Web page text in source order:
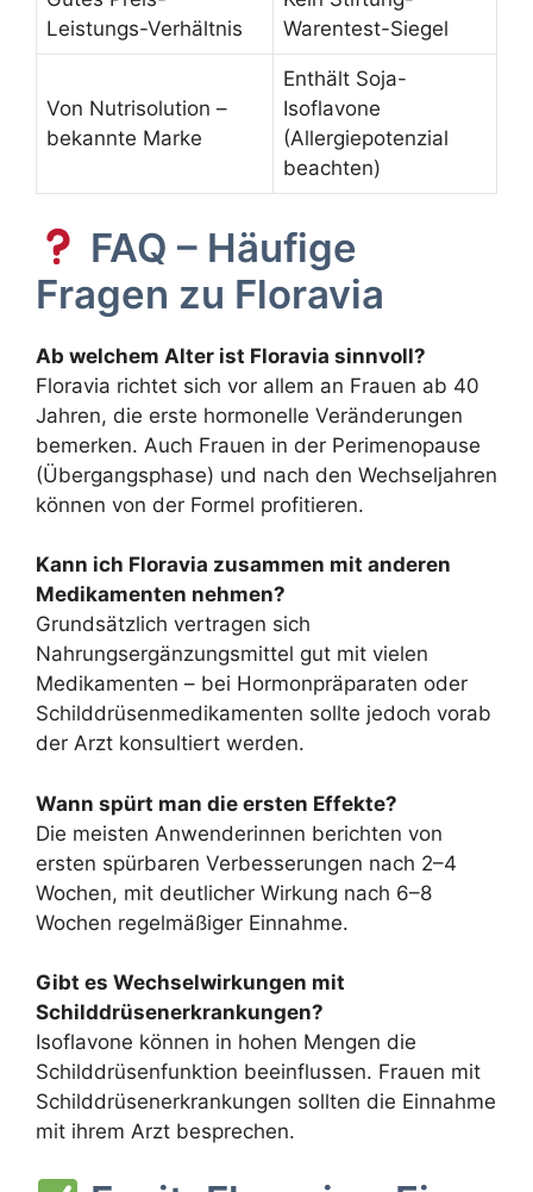
Leistungs-Verhältnis
Warentest-Siegel
Von Nutrisolution –
bekannte Marke
Enthält Soja-
Isoflavone
(Allergiepotenzial
beachten)
FAQ – Häufige
Fragen zu Floravia
Ab welchem Alter ist Floravia sinnvoll?
Floravia richtet sich vor allem an Frauen ab 40
Jahren, die erste hormonelle Veränderungen
bemerken. Auch Frauen in der Perimenopause
(Übergangsphase) und nach den Wechseljahren
können von der Formel profitieren.
Kann ich Floravia zusammen mit anderen
Medikamenten nehmen?
Grundsätzlich vertragen sich
Nahrungsergänzungsmittel gut mit vielen
Medikamenten – bei Hormonpräparaten oder
Schilddrüsenmedikamenten sollte jedoch vorab
der Arzt konsultiert werden.
Wann spürt man die ersten Effekte?
Die meisten Anwenderinnen berichten von
ersten spürbaren Verbesserungen nach 2–4
Wochen, mit deutlicher Wirkung nach 6–8
Wochen regelmäßiger Einnahme.
Gibt es Wechselwirkungen mit
Schilddrüsenerkrankungen?
Isoflavone können in hohen Mengen die
Schilddrüsenfunktion beeinflussen. Frauen mit
Schilddrüsenerkrankungen sollten die Einnahme
mit ihrem Arzt besprechen.